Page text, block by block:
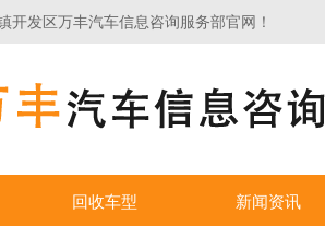
开发区万丰汽车信息咨询服务部官网！
回收车型 新闻资讯